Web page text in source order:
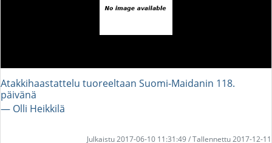
Atakkihaastattelu tuoreeltaan Suomi-Maidanin 118.
päivänä
― Olli Heikkilä
Julkaistu 2017-06-10 11:31:49 / Tallennettu 2017-12-11